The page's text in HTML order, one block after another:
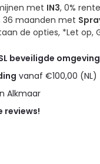
met IN3, 0% rente
36 maanden met
de opties, *Let op,
beveiligde omgeving
vanaf €100,00 (NL)
Alkmaar
reviews!